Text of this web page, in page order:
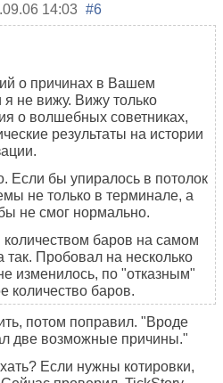
14:03 #6
о причинах в Вашем
не вижу. Вижу только
о волшебных советниках,
результаты на истории
Если бы упиралось в потолок
не только в терминале, а
не смог нормально.
баров на самом
так. Пробовал на несколько
изменилось, по "отказным"
количество баров.
потом поправил. "Вроде
две возможные причины."
Если нужны котировки,